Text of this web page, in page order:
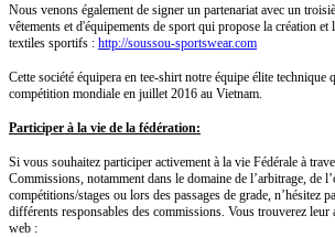
Nous venons également de signer un partenariat avec un
vêtements et d'équipements de sport qui propose la création
textiles sportifs : http://soussou-sportswear.com
Cette société équipera en tee-shirt notre équipe élite technique
compétition mondiale en juillet 2016 au Vietnam.
Participer à la vie de la fédération:
Si vous souhaitez participer activement à la vie Fédérale à
Commissions, notamment dans le domaine de l’arbitrage, de
compétitions/stages ou lors des passages de grade, n’hésitez
différents responsables des commissions. Vous trouverez leur
web :